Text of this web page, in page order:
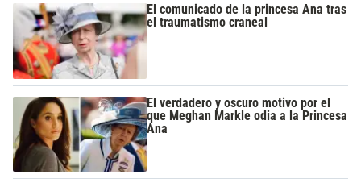
El comunicado de la princesa Ana tras
el traumatismo craneal
El verdadero y oscuro motivo por el
que Meghan Markle odia a la Princesa
Ana